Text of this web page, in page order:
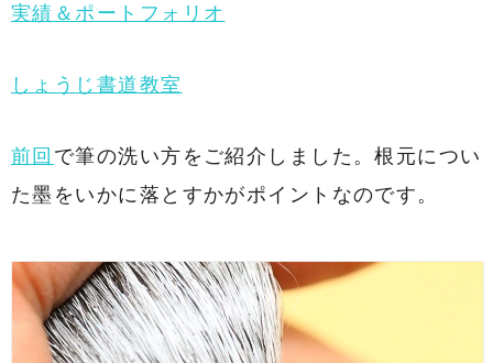
実績＆ポートフォリオ
しょうじ書道教室
前回 で筆の洗い方をご紹介しました。根元につい
た墨をいかに落とすかがポイントなのです。